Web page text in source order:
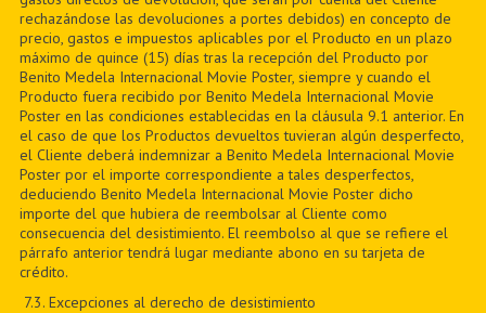
rechazándose las devoluciones a portes debidos) en concepto de
precio, gastos e impuestos aplicables por el Producto en un plazo
máximo de quince (15) días tras la recepción del Producto por
Benito Medela Internacional Movie Poster, siempre y cuando el
Producto fuera recibido por Benito Medela Internacional Movie
Poster en las condiciones establecidas en la cláusula 9.1 anterior. En
el caso de que los Productos devueltos tuvieran algún desperfecto,
el Cliente deberá indemnizar a Benito Medela Internacional Movie
Poster por el importe correspondiente a tales desperfectos,
deduciendo Benito Medela Internacional Movie Poster dicho
importe del que hubiera de reembolsar al Cliente como
consecuencia del desistimiento. El reembolso al que se refiere el
párrafo anterior tendrá lugar mediante abono en su tarjeta de
crédito.
7.3. Excepciones al derecho de desistimiento